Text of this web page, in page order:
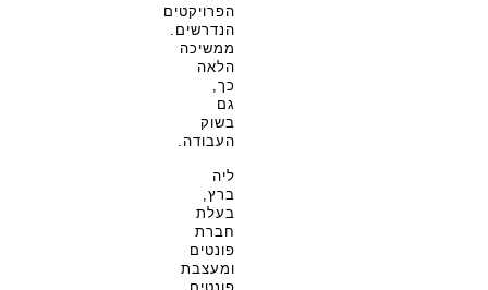
הפרויקטים
הנדרשים.
ממשיכה
הלאה
כך,
גם
בשוק
העבודה.
ליה
ברץ,
בעלת
חברת
פונטים
ומעצבת